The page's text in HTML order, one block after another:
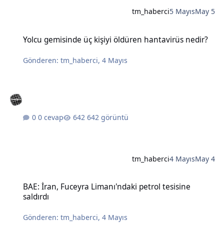
tm_haberci5 MayısMay 5
Yolcu gemisinde üç kişiyi öldüren hantavirüs nedir?
Gönderen:tm_haberci,4 Mayıs
0 cevap 642 görüntü
tm_haberci4 MayısMay 4
BAE: İran, Fuceyra Limanı'ndaki petrol tesisine
saldırdı
Gönderen:tm_haberci,4 Mayıs